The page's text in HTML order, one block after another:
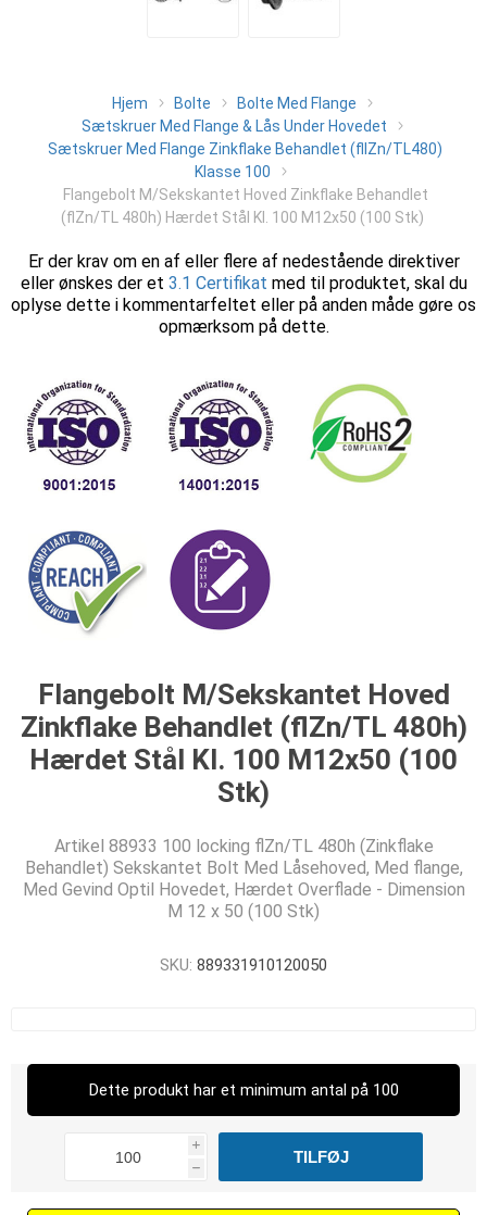
Hjem Bolte
Bolte Med Flange
Sætskruer Med Flange & Lås Under Hovedet
Sætskruer Med Flange Zinkflake Behandlet (fllZn/TL480)
Klasse 100
Flangebolt M/Sekskantet Hoved Zinkflake Behandlet
(flZn/TL 480h) Hærdet Stål Kl. 100 M12x50 (100 Stk)
Er der krav om en af eller flere af nedestående direktiver
eller ønskes der et 3.1 Certifikat med til produktet, skal du
oplyse dette i kommentarfeltet eller på anden måde gøre os
opmærksom på dette.
Flangebolt M/Sekskantet Hoved
Zinkflake Behandlet (flZn/TL 480h)
Hærdet Stål Kl. 100 M12x50 (100
Stk)
Artikel 88933 100 locking flZn/TL 480h (Zinkflake
Behandlet) Sekskantet Bolt Med Låsehoved, Med flange,
Med Gevind Optil Hovedet, Hærdet Overflade - Dimension
M 12 x 50 (100 Stk)
SKU: 889331910120050
Dette produkt har et minimum antal på 100
i
h